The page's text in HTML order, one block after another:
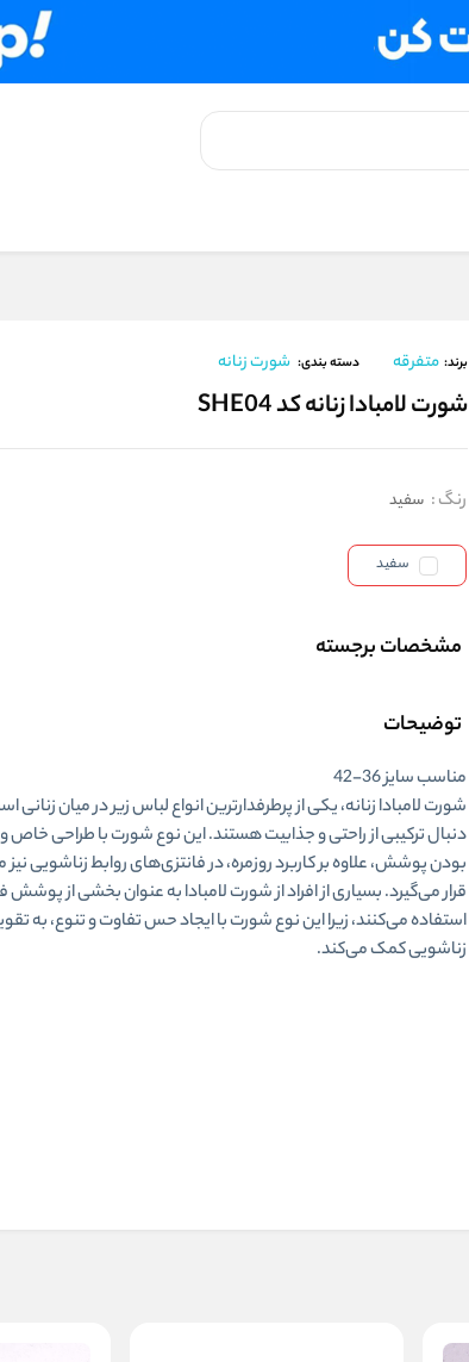
برند: متفرقه دسته بندی: شورت زنانه
شورت لامبادا زنانه کد SHE04
رنگ: سفید
سفید
مشخصات برجسته
توضیحات
مناسب سایز 36-42
شورت لامبادا زنانه، یکی از پرطرفدارترین انواع لباس زیر در میان زنانی
دنبال ترکیبی از راحتی و جذابیت هستند. این نوع شورت با طراحی خاص
بودن پوشش، علاوه بر کاربرد روزمره، در فانتزی‌های روابط زناشویی
قرار می‌گیرد. بسیاری از افراد از شورت لامبادا به عنوان بخشی از پوشش
استفاده می‌کنند، زیرا این نوع شورت با ایجاد حس تفاوت و تنوع، به
زناشویی کمک می‌کند.